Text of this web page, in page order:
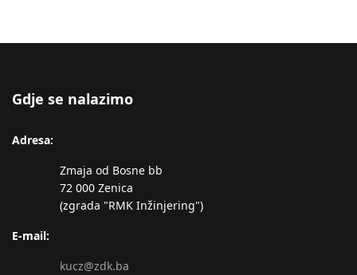
Gdje se nalazimo
Adresa:
Zmaja od Bosne bb
72 000 Zenica
(zgrada "RMK Inžinjering")
E-mail:
kucz@zdk.ba